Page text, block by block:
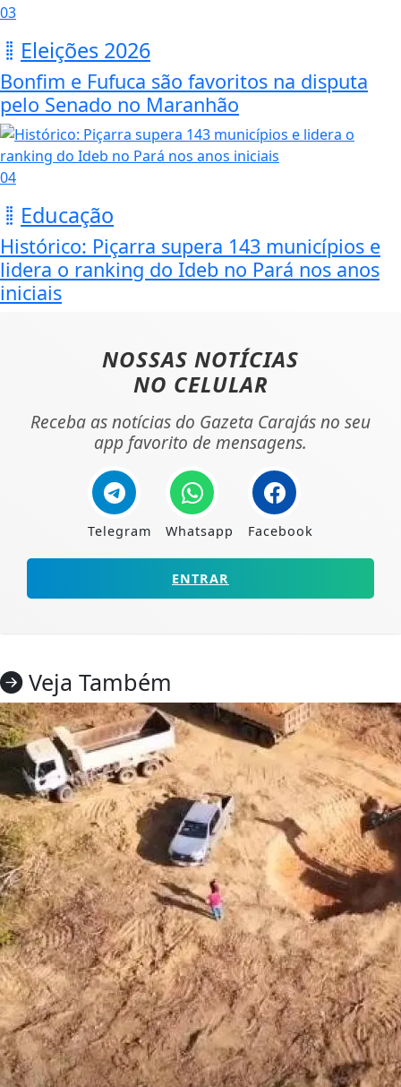
03
Eleições 2026
Bonfim e Fufuca são favoritos na disputa
pelo Senado no Maranhão
04
Educação
Histórico: Piçarra supera 143 municípios e
lidera o ranking do Ideb no Pará nos anos
iniciais
NOSSAS NOTÍCIAS
NO CELULAR
Receba as notícias do Gazeta Carajás no seu
app favorito de mensagens.
Telegram Whatsapp Facebook
ENTRAR
Veja Também